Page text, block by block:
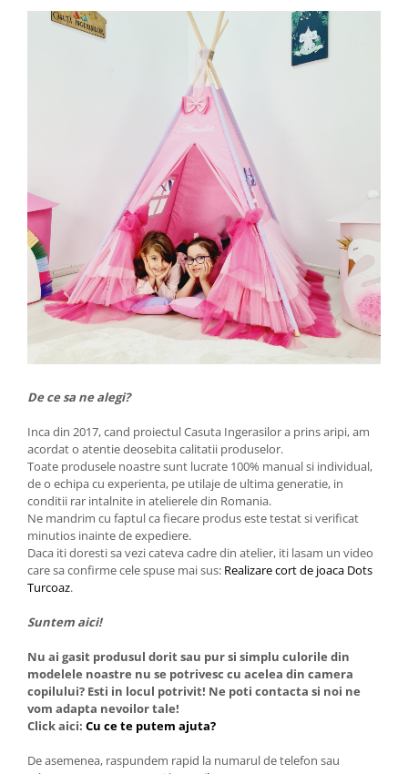
De ce sa ne alegi?
Inca din 2017, cand proiectul Casuta Ingerasilor a prins aripi, am
acordat o atentie deosebita calitatii produselor.
Toate produsele noastre sunt lucrate 100% manual si individual,
de o echipa cu experienta, pe utilaje de ultima generatie, in
conditii rar intalnite in atelierele din Romania.
Ne mandrim cu faptul ca fiecare produs este testat si verificat
minutios inainte de expediere.
Daca iti doresti sa vezi cateva cadre din atelier, iti lasam un video
care sa confirme cele spuse mai sus: Realizare cort de joaca Dots
Turcoaz.
Suntem aici!
Nu ai gasit produsul dorit sau pur si simplu culorile din
modelele noastre nu se potrivesc cu acelea din camera
copilului? Esti in locul potrivit! Ne poti contacta si noi ne
vom adapta nevoilor tale!
Click aici: Cu ce te putem ajuta?
De asemenea, raspundem rapid la numarul de telefon sau